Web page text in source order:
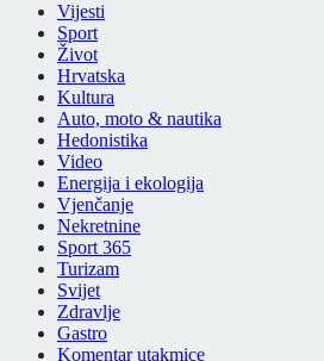
Vijesti
Sport
Život
Hrvatska
Kultura
Auto, moto & nautika
Hedonistika
Video
Energija i ekologija
Vjenčanje
Nekretnine
Sport 365
Turizam
Svijet
Zdravlje
Gastro
Komentar utakmice